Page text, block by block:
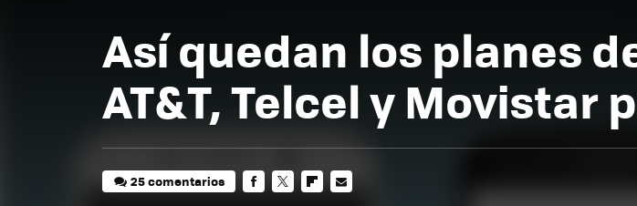
Así quedan los planes
AT&T, Telcel y Movistar
25 comentarios